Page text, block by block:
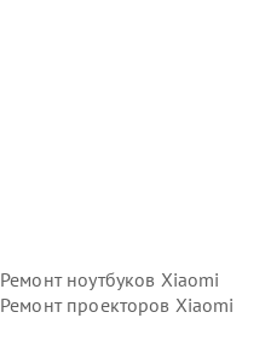
Ремонт ноутбуков Xiaomi
Ремонт проекторов Xiaomi